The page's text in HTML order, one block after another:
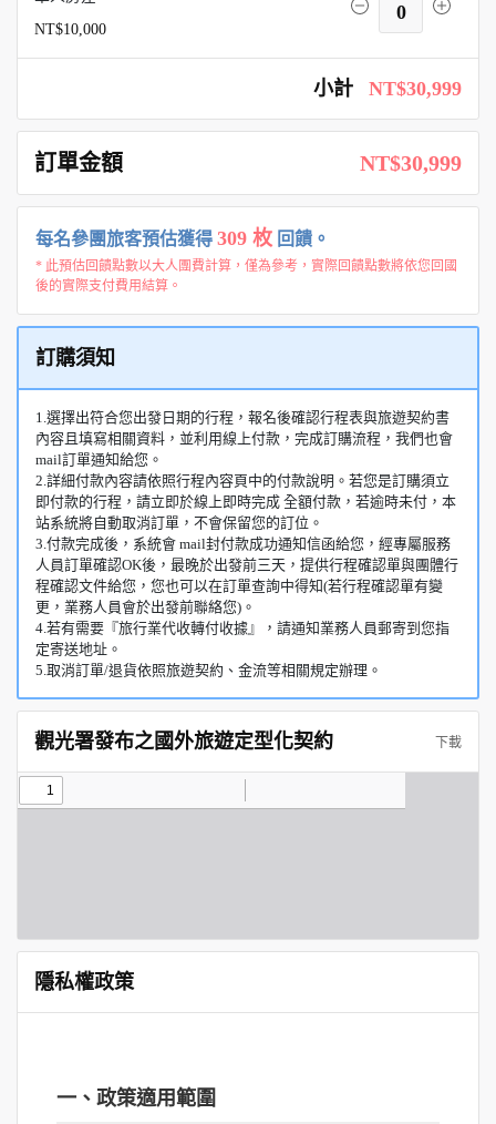
NT$10,000
0
小計 NT$30,999
訂單金額 NT$30,999
每名參團旅客預估獲得 309 枚 回饋。
* 此預估回饋點數以大人團費計算，僅為參考，實際回饋點數將依您回國
後的實際支付費用結算。
訂購須知
1.選擇出符合您出發日期的行程，報名後確認行程表與旅遊契約書
內容且填寫相關資料，並利用線上付款，完成訂購流程，我們也會
mail訂單通知給您。
2.詳細付款內容請依照行程內容頁中的付款說明。若您是訂購須立
即付款的行程，請立即於線上即時完成 全額付款，若逾時未付，本
站系統將自動取消訂單，不會保留您的訂位。
3.付款完成後，系統會 mail封付款成功通知信函給您，經專屬服務
人員訂單確認OK後，最晚於出發前三天，提供行程確認單與團體行
程確認文件給您，您也可以在訂單查詢中得知(若行程確認單有變
更，業務人員會於出發前聯絡您)。
4.若有需要『旅行業代收轉付收據』，請通知業務人員郵寄到您指
定寄送地址。
5.取消訂單/退貨依照旅遊契約、金流等相關規定辦理。
觀光署發布之國外旅遊定型化契約 下載
隱私權政策
一、政策適用範圍